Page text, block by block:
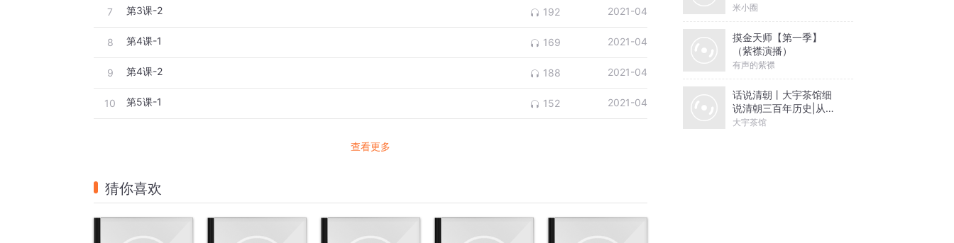
7 第3课-2 192 2021-04
8 第4课-1 169 2021-04
9 第4课-2 188 2021-04
10 第5课-1 152 2021-04
查看更多
猜你喜欢
米小圈
摸金天师【第一季】
（紫襟演播）
有声的紫襟
话说清朝丨大宇茶馆细
说清朝三百年历史|从努
尔哈赤到末代皇帝溥仪|
大宇茶馆